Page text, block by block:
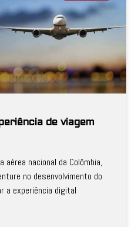
de viagem
aérea nacional da Colômbia,
no desenvolvimento do
a experiência digital